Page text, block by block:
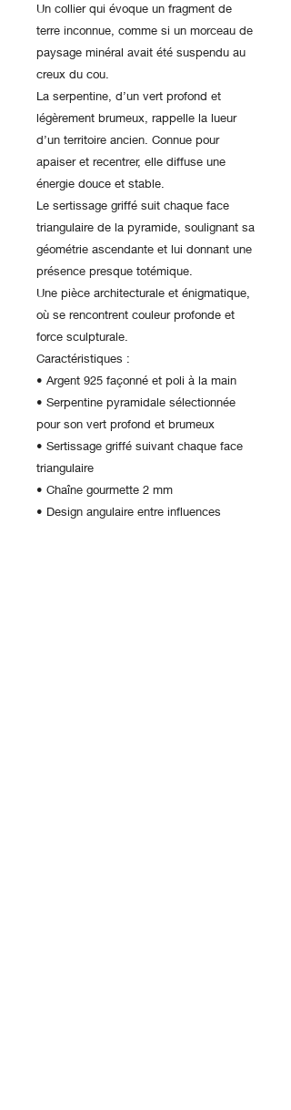
Un collier qui évoque un fragment de
terre inconnue, comme si un morceau de
paysage minéral avait été suspendu au
creux du cou.
La serpentine, d’un vert profond et
légèrement brumeux, rappelle la lueur
d’un territoire ancien. Connue pour
apaiser et recentrer, elle diffuse une
énergie douce et stable.
Le sertissage griffé suit chaque face
triangulaire de la pyramide, soulignant sa
géométrie ascendante et lui donnant une
présence presque totémique.
Une pièce architecturale et énigmatique,
où se rencontrent couleur profonde et
force sculpturale.
Caractéristiques :
• Argent 925 façonné et poli à la main
• Serpentine pyramidale sélectionnée
pour son vert profond et brumeux
• Sertissage griffé suivant chaque face
triangulaire
• Chaîne gourmette 2 mm
• Design angulaire entre influences